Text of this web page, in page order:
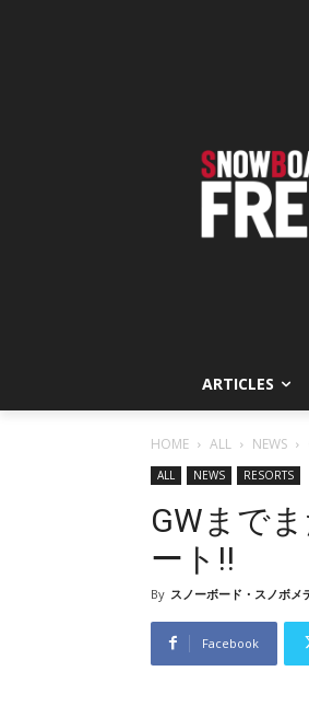
ARTICLES
HOME ALL NEWS
ALL NEWS RESORTS
GWまで
ート!!
By スノーボード・スノボメ
Facebook